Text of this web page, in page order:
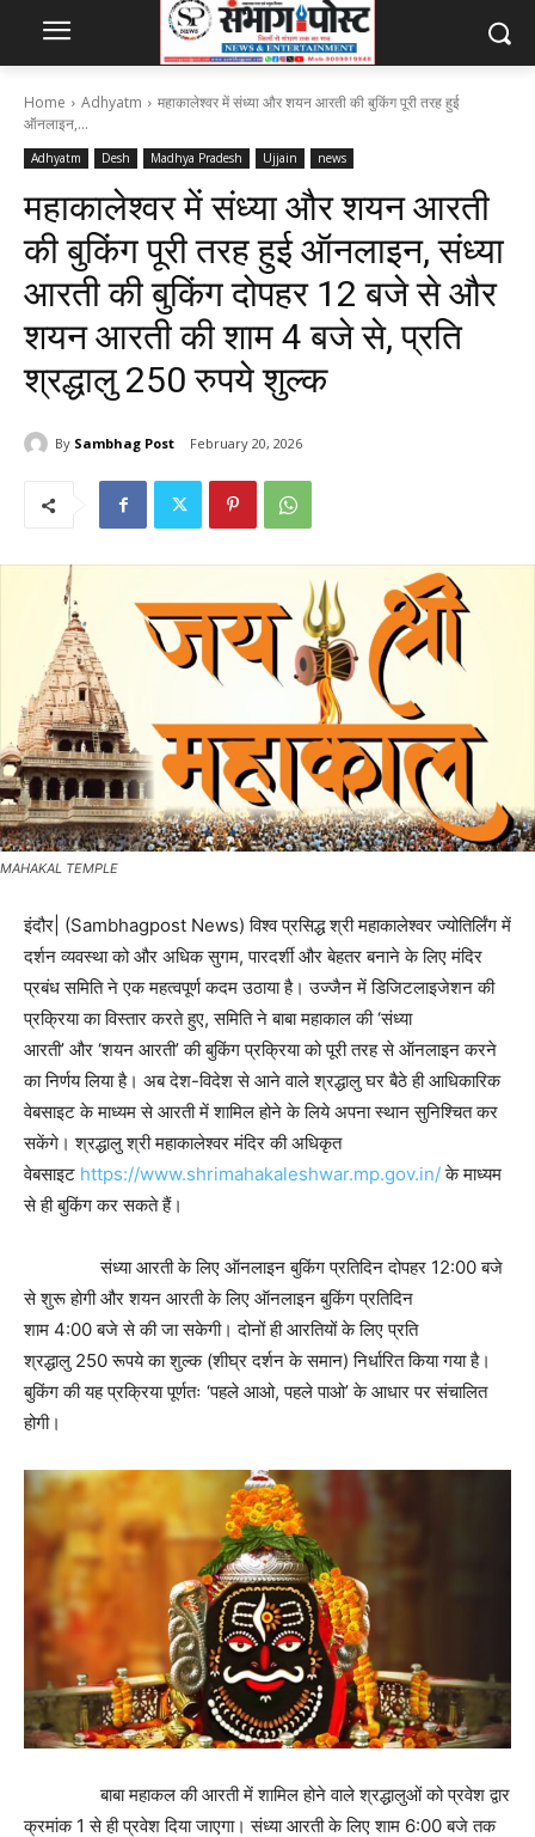
Home Adhyatm
महाकालेश्वर में संध्या और शयन आरती की बुकिंग पूरी तरह हुई
ऑनलाइन,...
Adhyatm Desh Madhya Pradesh Ujjain news
महाकालेश्वर में संध्या और शयन आरती
की बुकिंग पूरी तरह हुई ऑनलाइन, संध्या
आरती की बुकिंग दोपहर 12 बजे से और
शयन आरती की शाम 4 बजे से, प्रति
श्रद्धालु 250 रुपये शुल्क
By Sambhag Post February 20, 2026
MAHAKAL TEMPLE
इंदौर| (Sambhagpost News) विश्व प्रसिद्ध श्री महाकालेश्वर ज्योतिर्लिंग में
दर्शन व्यवस्था को और अधिक सुगम, पारदर्शी और बेहतर बनाने के लिए मंदिर
प्रबंध समिति ने एक महत्वपूर्ण कदम उठाया है। उज्जैन में डिजिटलाइजेशन की
प्रक्रिया का विस्तार करते हुए, समिति ने बाबा महाकाल की ‘संध्या
आरती’ और ‘शयन आरती’ की बुकिंग प्रक्रिया को पूरी तरह से ऑनलाइन करने
का निर्णय लिया है। अब देश-विदेश से आने वाले श्रद्धालु घर बैठे ही आधिकारिक
वेबसाइट के माध्यम से आरती में शामिल होने के लिये अपना स्थान सुनिश्चित कर
सकेंगे। श्रद्धालु श्री महाकालेश्वर मंदिर की अधिकृत
वेबसाइट https://www.shrimahakaleshwar.mp.gov.in/के माध्यम
से ही बुकिंग कर सकते हैं।
संध्या आरती के लिए ऑनलाइन बुकिंग प्रतिदिन दोपहर 12:00 बजे
से शुरू होगी और शयन आरती के लिए ऑनलाइन बुकिंग प्रतिदिन
शाम 4:00 बजे से की जा सकेगी। दोनों ही आरतियों के लिए प्रति
श्रद्धालु 250 रूपये का शुल्क (शीघ्र दर्शन के समान) निर्धारित किया गया है।
बुकिंग की यह प्रक्रिया पूर्णतः ‘पहले आओ, पहले पाओ’ के आधार पर संचालित
होगी।
बाबा महाकल की आरती में शामिल होने वाले श्रद्धालुओं को प्रवेश द्वार
क्रमांक 1 से ही प्रवेश दिया जाएगा। संध्या आरती के लिए शाम 6:00 बजे तक